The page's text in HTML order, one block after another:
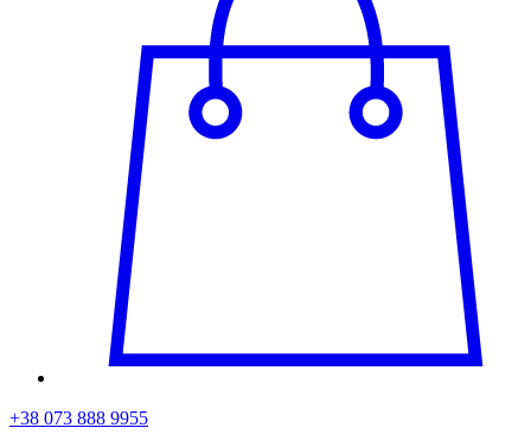
+38 073 888 9955